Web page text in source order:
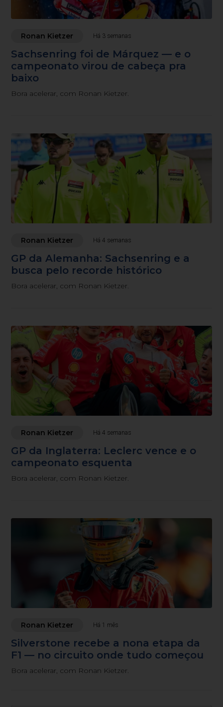
Ronan Kietzer Há 3 semanas
Sachsenring foi de Márquez — e o
campeonato virou de cabeça pra
baixo
Bora acelerar, com Ronan Kietzer.
Ronan Kietzer Há 4 semanas
GP da Alemanha: Sachsenring e a
busca pelo recorde histórico
Bora acelerar, com Ronan Kietzer.
Ronan Kietzer Há 4 semanas
GP da Inglaterra: Leclerc vence e o
campeonato esquenta
Bora acelerar, com Ronan Kietzer.
Ronan Kietzer Há 1 mês
Silverstone recebe a nona etapa da
F1 — no circuito onde tudo começou
Bora acelerar, com Ronan Kietzer.